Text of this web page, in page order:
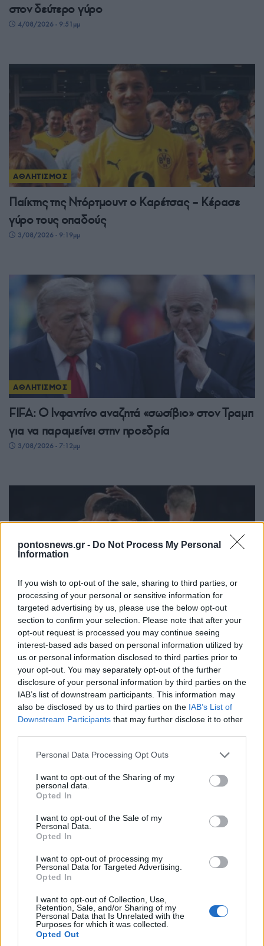
pontosnews.gr - Do Not Process My Personal
Information
If you wish to opt-out of the sale, sharing to third parties, or
processing of your personal or sensitive information for
targeted advertising by us, please use the below opt-out
section to confirm your selection. Please note that after your
opt-out request is processed you may continue seeing
interest-based ads based on personal information utilized by
us or personal information disclosed to third parties prior to
your opt-out. You may separately opt-out of the further
disclosure of your personal information by third parties on the
IAB’s list of downstream participants. This information may
also be disclosed by us to third parties on the IAB’s List of
Downstream Participants that may further disclose it to other
Please note that this website/app uses one or more Google
not limited to your visit or usage behaviour. You may click to
grant or deny consent to Google and its third-party tags to
use your data for below specified purposes in below Google
consent section.
Personal Data Processing Opt Outs
I want to opt-out of the Sharing of my
personal data.
Opted In
I want to opt-out of the Sale of my
Personal Data.
Opted In
I want to opt-out of processing my
Personal Data for Targeted Advertising.
Opted In
I want to opt-out of Collection, Use,
Retention, Sale, and/or Sharing of my
Personal Data that Is Unrelated with the
Purposes for which it was collected.
Opted Out
στον δεύτερο γύρο
4/08/2026 - 9:51μμ
ΑΘΛΗΤΙΣΜΟΣ
Παίκτης της Ντόρτμουντ ο Καρέτσας – Κέρασε
γύρο τους οπαδούς
3/08/2026 - 9:19μμ
ΑΘΛΗΤΙΣΜΟΣ
FIFA: Ο Ινφαντίνο αναζητά «σωσίβιο» στον Τραμπ
για να παραμείνει στην προεδρία
3/08/2026 - 7:12μμ
ΑΘΛΗΤΙΣΜΟΣ
Conference League: Με τον ηττημένο του
Χράντετς Κράλοβε – Μπεσίκτας ο Παναθηναϊκός
– Ο αντίπαλος του ΠΑΟΚ
3/08/2026 - 3:50μμ
ΑΘΛΗΤΙΣΜΟΣ
Europa League: Με τον ηττημένο του Λέφσκι
Σόφιας – Καϊράτ Αλμάτι ο ΠΑΟΚ – Απέφυγε τα
3/08/2026 - 2:40μμ